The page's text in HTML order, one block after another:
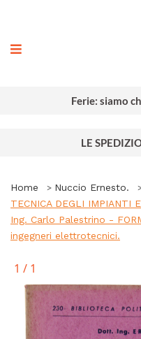
Ferie: siamo
LE
Home
Nuccio Ernesto.
TECNICA DEGLI
Ing. Carlo Palestrino -
ingegneri elettrotecnici.
1 / 1